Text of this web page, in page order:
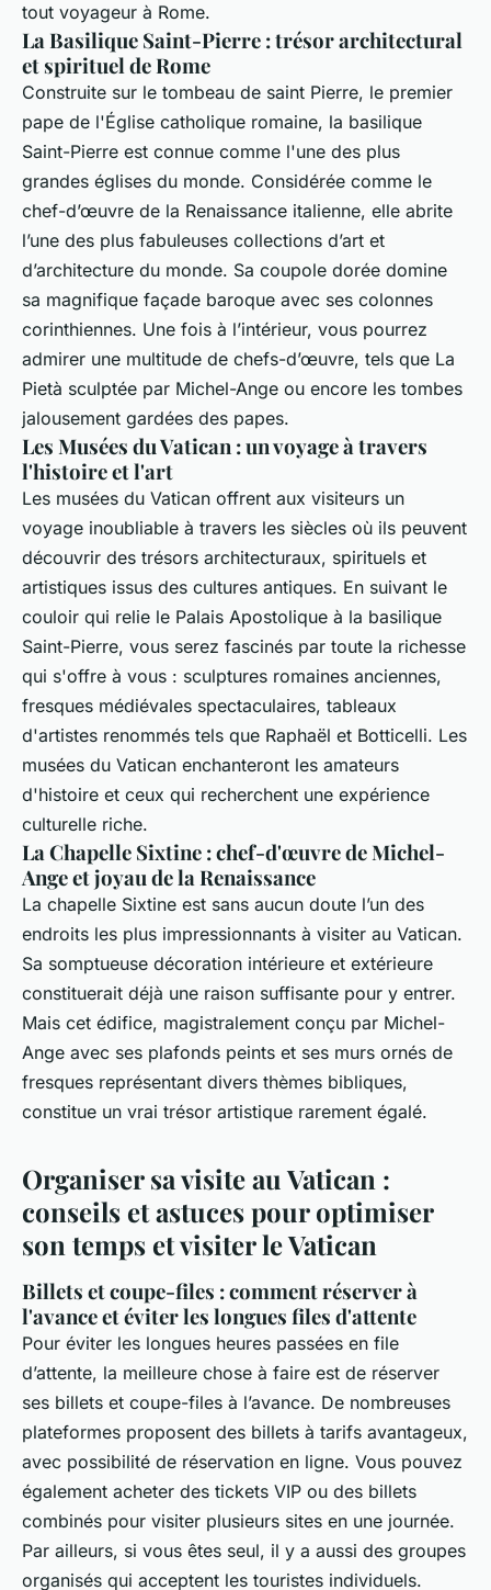
tout voyageur à Rome.
La Basilique Saint-Pierre : trésor architectural
et spirituel de Rome
Construite sur le tombeau de saint Pierre, le premier
pape de l'Église catholique romaine, la basilique
Saint-Pierre est connue comme l'une des plus
grandes églises du monde. Considérée comme le
chef-d’œuvre de la Renaissance italienne, elle abrite
l’une des plus fabuleuses collections d’art et
d’architecture du monde. Sa coupole dorée domine
sa magnifique façade baroque avec ses colonnes
corinthiennes. Une fois à l’intérieur, vous pourrez
admirer une multitude de chefs-d’œuvre, tels que La
Pietà sculptée par Michel-Ange ou encore les tombes
jalousement gardées des papes.
Les Musées du Vatican : un voyage à travers
l'histoire et l'art
Les musées du Vatican offrent aux visiteurs un
voyage inoubliable à travers les siècles où ils peuvent
découvrir des trésors architecturaux, spirituels et
artistiques issus des cultures antiques. En suivant le
couloir qui relie le Palais Apostolique à la basilique
Saint-Pierre, vous serez fascinés par toute la richesse
qui s'offre à vous : sculptures romaines anciennes,
fresques médiévales spectaculaires, tableaux
d'artistes renommés tels que Raphaël et Botticelli. Les
musées du Vatican enchanteront les amateurs
d'histoire et ceux qui recherchent une expérience
culturelle riche.
La Chapelle Sixtine : chef-d'œuvre de Michel-
Ange et joyau de la Renaissance
La chapelle Sixtine est sans aucun doute l’un des
endroits les plus impressionnants à visiter au Vatican.
Sa somptueuse décoration intérieure et extérieure
constituerait déjà une raison suffisante pour y entrer.
Mais cet édifice, magistralement conçu par Michel-
Ange avec ses plafonds peints et ses murs ornés de
fresques représentant divers thèmes bibliques,
constitue un vrai trésor artistique rarement égalé.
Organiser sa visite au Vatican :
conseils et astuces pour optimiser
son temps et visiter le Vatican
Billets et coupe-files : comment réserver à
l'avance et éviter les longues files d'attente
Pour éviter les longues heures passées en file
d’attente, la meilleure chose à faire est de réserver
ses billets et coupe-files à l’avance. De nombreuses
plateformes proposent des billets à tarifs avantageux,
avec possibilité de réservation en ligne. Vous pouvez
également acheter des tickets VIP ou des billets
combinés pour visiter plusieurs sites en une journée.
Par ailleurs, si vous êtes seul, il y a aussi des groupes
organisés qui acceptent les touristes individuels.